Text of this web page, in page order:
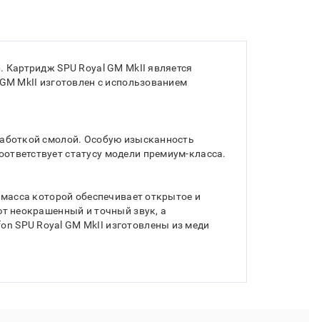
SPU Royal GM MkII является
MkII изготовлен с использованием
смолой. Особую изысканность
статусу модели премиум-класса.
которой обеспечивает открытое и
неокрашенный и точный звук, а
SPU Royal GM MkII изготовлены из меди